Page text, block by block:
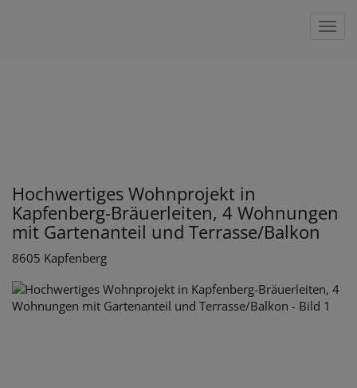
Hochwertiges Wohnprojekt in
Kapfenberg-Bräuerleiten, 4 Wohnungen
mit Gartenanteil und Terrasse/Balkon
8605 Kapfenberg